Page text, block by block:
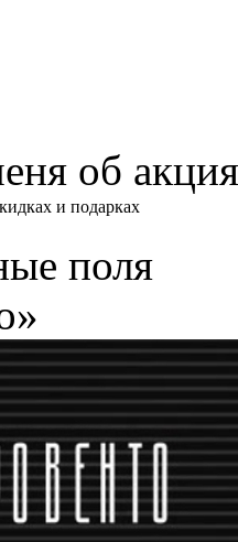
об
и подарках
поля